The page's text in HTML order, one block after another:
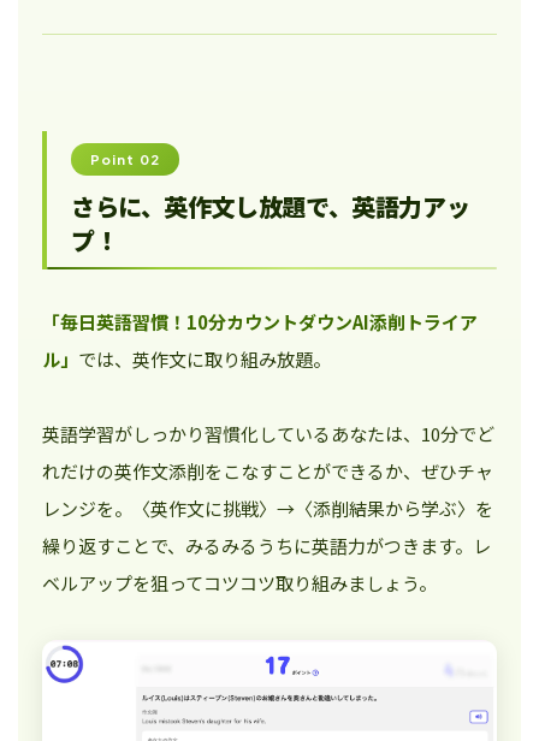
Point 02
さらに、英作文し放題で、英語力アッ
プ！
「毎日英語習慣！10分カウントダウンAI添削トライア
ル」 では、英作文に取り組み放題。
英語学習がしっかり習慣化しているあなたは、10分でど
れだけの英作文添削をこなすことができるか、ぜひチャ
レンジを。〈英作文に挑戦〉→〈添削結果から学ぶ〉を
繰り返すことで、みるみるうちに英語力がつきます。レ
ベルアップを狙ってコツコツ取り組みましょう。